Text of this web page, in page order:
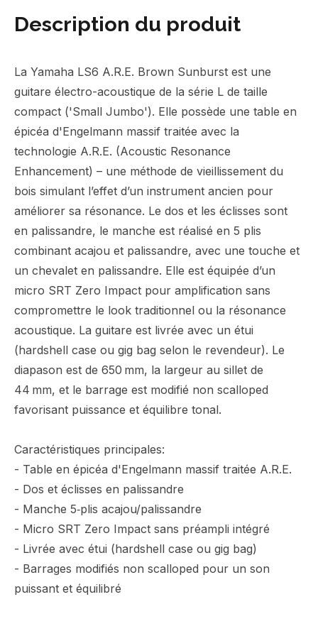
Description du produit
La Yamaha LS6 A.R.E. Brown Sunburst est une
guitare électro-acoustique de la série L de taille
compact ('Small Jumbo'). Elle possède une table en
épicéa d'Engelmann massif traitée avec la
technologie A.R.E. (Acoustic Resonance
Enhancement) – une méthode de vieillissement du
bois simulant l’effet d’un instrument ancien pour
améliorer sa résonance. Le dos et les éclisses sont
en palissandre, le manche est réalisé en 5 plis
combinant acajou et palissandre, avec une touche et
un chevalet en palissandre. Elle est équipée d’un
micro SRT Zero Impact pour amplification sans
compromettre le look traditionnel ou la résonance
acoustique. La guitare est livrée avec un étui
(hardshell case ou gig bag selon le revendeur). Le
diapason est de 650 mm, la largeur au sillet de
44 mm, et le barrage est modifié non scalloped
favorisant puissance et équilibre tonal.
Caractéristiques principales:
- Table en épicéa d'Engelmann massif traitée A.R.E.
- Dos et éclisses en palissandre
- Manche 5‑plis acajou/palissandre
- Micro SRT Zero Impact sans préampli intégré
- Livrée avec étui (hardshell case ou gig bag)
- Barrages modifiés non scalloped pour un son
puissant et équilibré